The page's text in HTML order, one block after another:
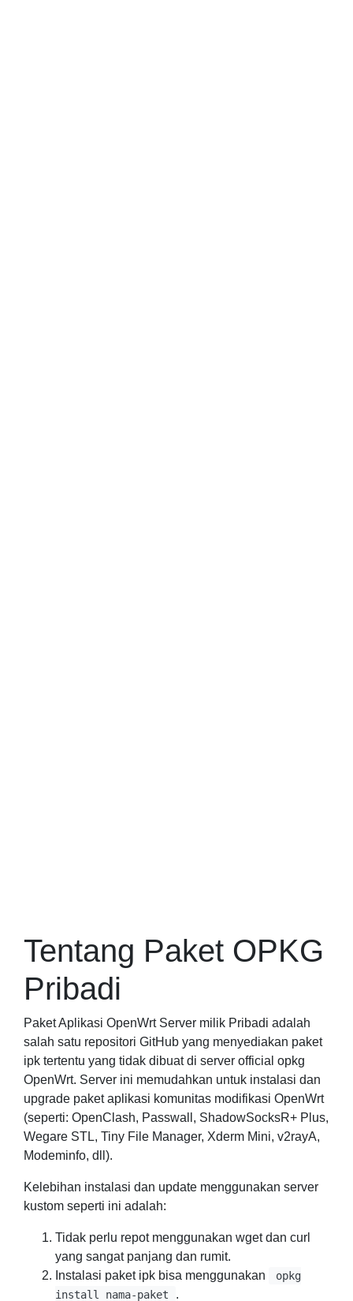
Tentang Paket OPKG
Pribadi
Paket Aplikasi OpenWrt Server milik Pribadi adalah
salah satu repositori GitHub yang menyediakan paket
ipk tertentu yang tidak dibuat di server official opkg
OpenWrt. Server ini memudahkan untuk instalasi dan
upgrade paket aplikasi komunitas modifikasi OpenWrt
(seperti: OpenClash, Passwall, ShadowSocksR+ Plus,
Wegare STL, Tiny File Manager, Xderm Mini, v2rayA,
Modeminfo, dll).
Kelebihan instalasi dan update menggunakan server
kustom seperti ini adalah:
Tidak perlu repot menggunakan wget dan curl
yang sangat panjang dan rumit.
Instalasi paket ipk bisa menggunakan
opkg
install nama-paket
.